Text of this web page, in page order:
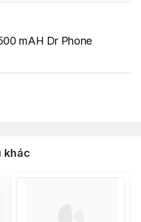
mAH Dr Phone
khác